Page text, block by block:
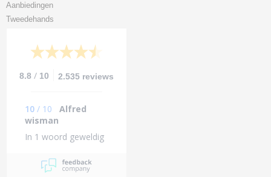
Aanbiedingen
Tweedehands
8.8 / 10 2.535 reviews
10 / 10
Alfred
wisman
In 1 woord geweldig